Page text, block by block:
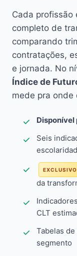
Cada profissão
completo de
comparando
contratações,
e jornada. No
Índice de
mede pra onde
Disponível
Seis
EXCLUSIVO
da
CLT
Tabelas
segmento